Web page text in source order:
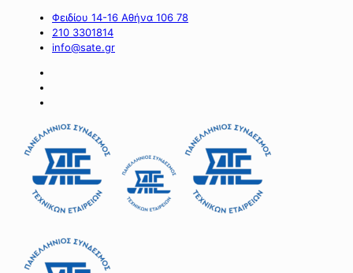
Φειδίου 14-16 Αθήνα 106 78
210 3301814
info@sate.gr